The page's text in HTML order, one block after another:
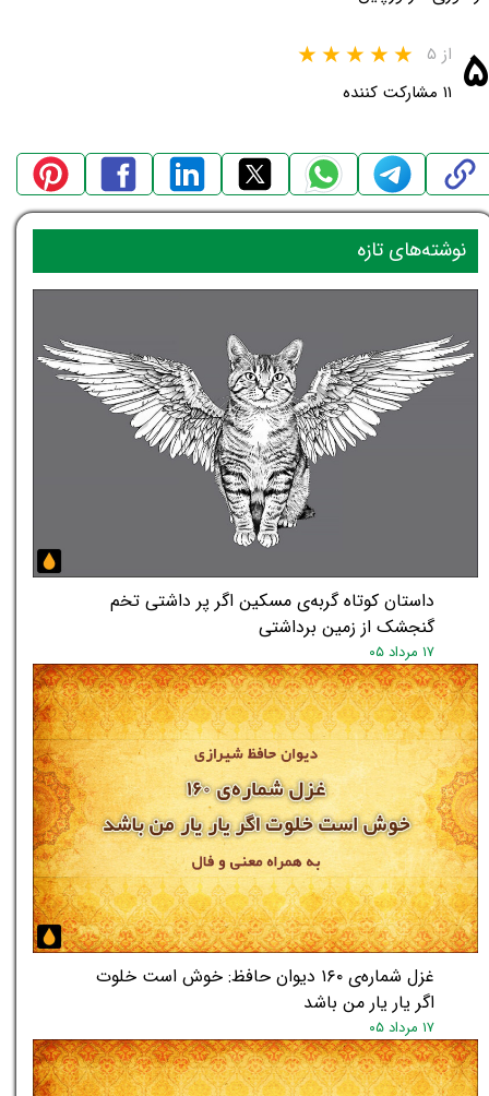
۵ از ۵
۱۱ مشارکت کننده
داستان کوتاه گربه‌ی مسکین اگر پر داشتی تخم
گنجشک از زمین برداشتی
۱۷ مرداد ۰۵
غزل شماره‌ی ۱۶۰ دیوان حافظ: خوش است خلوت
اگر یار یار من باشد
۱۷ مرداد ۰۵
نوشته‌های تازه